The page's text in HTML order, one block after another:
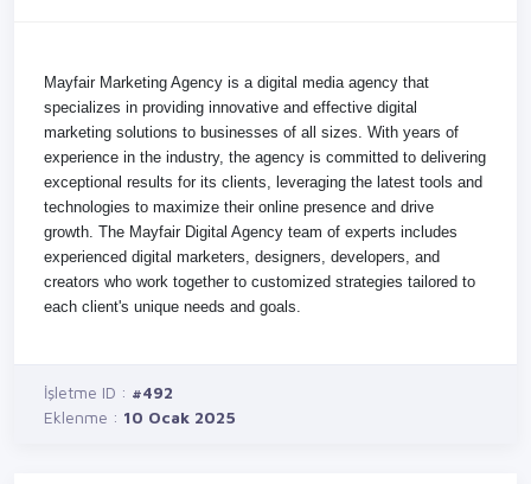
Mayfair Marketing Agency is a digital media agency that
specializes in providing innovative and effective digital
marketing solutions to businesses of all sizes. With years of
experience in the industry, the agency is committed to delivering
exceptional results for its clients, leveraging the latest tools and
technologies to maximize their online presence and drive
growth. The Mayfair Digital Agency team of experts includes
experienced digital marketers, designers, developers, and
creators who work together to customized strategies tailored to
each client's unique needs and goals.
İşletme ID : #492
Eklenme : 10 Ocak 2025